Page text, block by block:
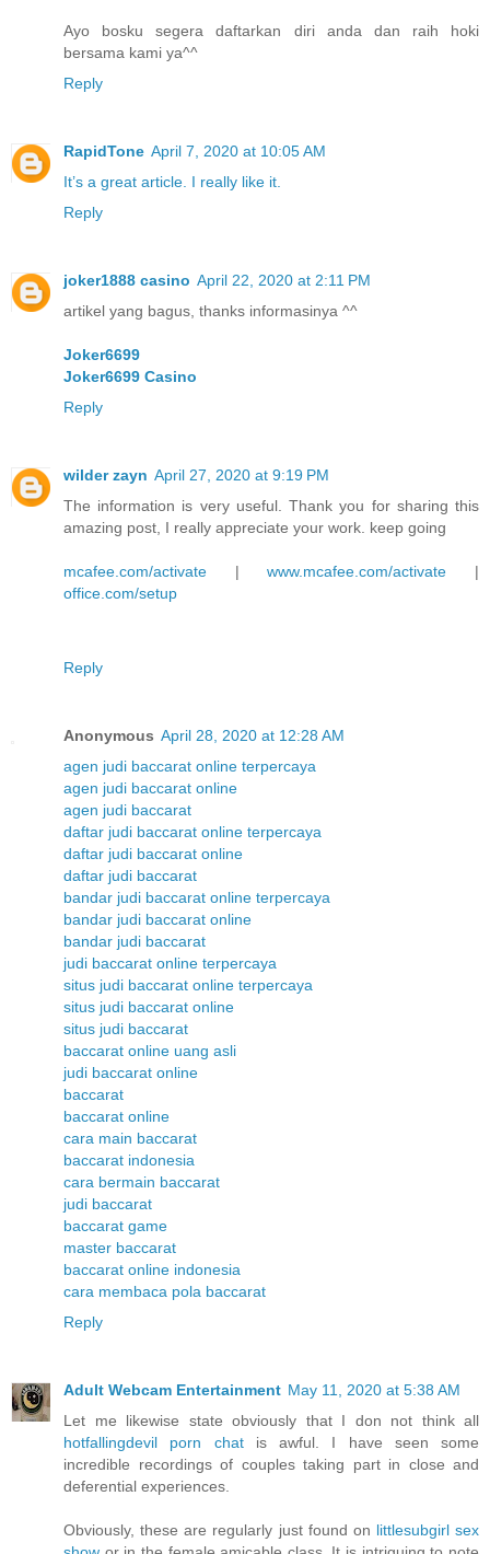
Ayo bosku segera daftarkan diri anda dan raih hoki
bersama kami ya^^
Reply
RapidTone April 7, 2020 at 10:05 AM
It’s a great article. I really like it.
Reply
joker1888 casino April 22, 2020 at 2:11 PM
artikel yang bagus, thanks informasinya ^^
Joker6699
Joker6699 Casino
Reply
wilder zayn April 27, 2020 at 9:19 PM
The information is very useful. Thank you for sharing this
amazing post, I really appreciate your work. keep going
mcafee.com/activate |www.mcafee.com/activate |
office.com/setup
Reply
Anonymous April 28, 2020 at 12:28 AM
agen judi baccarat online terpercaya
agen judi baccarat online
agen judi baccarat
daftar judi baccarat online terpercaya
daftar judi baccarat online
daftar judi baccarat
bandar judi baccarat online terpercaya
bandar judi baccarat online
bandar judi baccarat
judi baccarat online terpercaya
situs judi baccarat online terpercaya
situs judi baccarat online
situs judi baccarat
baccarat online uang asli
judi baccarat online
baccarat
baccarat online
cara main baccarat
baccarat indonesia
cara bermain baccarat
judi baccarat
baccarat game
master baccarat
baccarat online indonesia
cara membaca pola baccarat
Reply
Adult Webcam Entertainment May 11, 2020 at 5:38 AM
Let me likewise state obviously that I don not think all
hotfallingdevil porn chatis awful. I have seen some
incredible recordings of couples taking part in close and
deferential experiences.
Obviously, these are regularly just found on littlesubgirl sex